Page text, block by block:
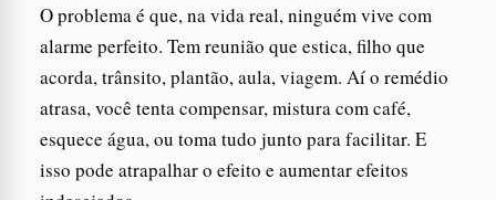
O problema é que, na vida real, ninguém vive com
alarme perfeito. Tem reunião que estica, filho que
acorda, trânsito, plantão, aula, viagem. Aí o remédio
atrasa, você tenta compensar, mistura com café,
esquece água, ou toma tudo junto para facilitar. E
isso pode atrapalhar o efeito e aumentar efeitos